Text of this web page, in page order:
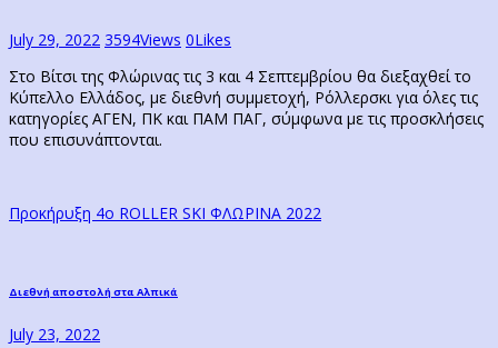
July 29, 2022 3594Views 0Likes
Στο Βίτσι της Φλώρινας τις 3 και 4 Σεπτεμβρίου θα διεξαχθεί το
Κύπελλο Ελλάδος, με διεθνή συμμετοχή, Ρόλλερσκι για όλες τις
κατηγορίες ΑΓΕΝ, ΠΚ και ΠΑΜ ΠΑΓ, σύμφωνα με τις προσκλήσεις
που επισυνάπτονται.
Προκήρυξη 4ο ROLLER SKI ΦΛΩΡΙΝΑ 2022
Post
navigation
Previous
Διεθνή αποστολή στα Αλπικά
July 23, 2022